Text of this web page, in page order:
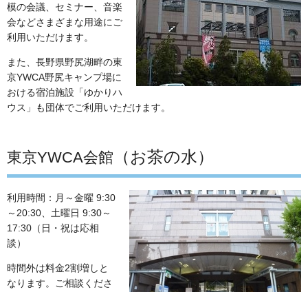
模の会議、セミナー、音楽
会などさまざまな用途にご
利用いただけます。
また、長野県野尻湖畔の東
京YWCA野尻キャンプ場に
おける宿泊施設「ゆかりハ
ウス」も団体でご利用いただけます。
東京YWCA会館 （お茶の水）
利用時間：月～金曜 9:30
～20:30、土曜日 9:30～
17:30（日・祝は応相
談）
時間外は料金2割増しと
なります。ご相談くださ